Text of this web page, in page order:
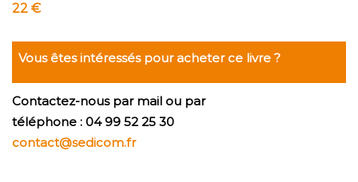
22 €
Vous êtes intéressés pour acheter ce livre ?
Contactez-nous par mail ou par
téléphone : 04 99 52 25 30
contact@sedicom.fr